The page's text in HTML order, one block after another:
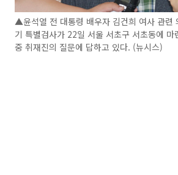
▲윤석열 전 대통령 배우자 김건희 여사 관련
기 특별검사가 22일 서울 서초구 서초동에 마
중 취재진의 질문에 답하고 있다. (뉴시스)